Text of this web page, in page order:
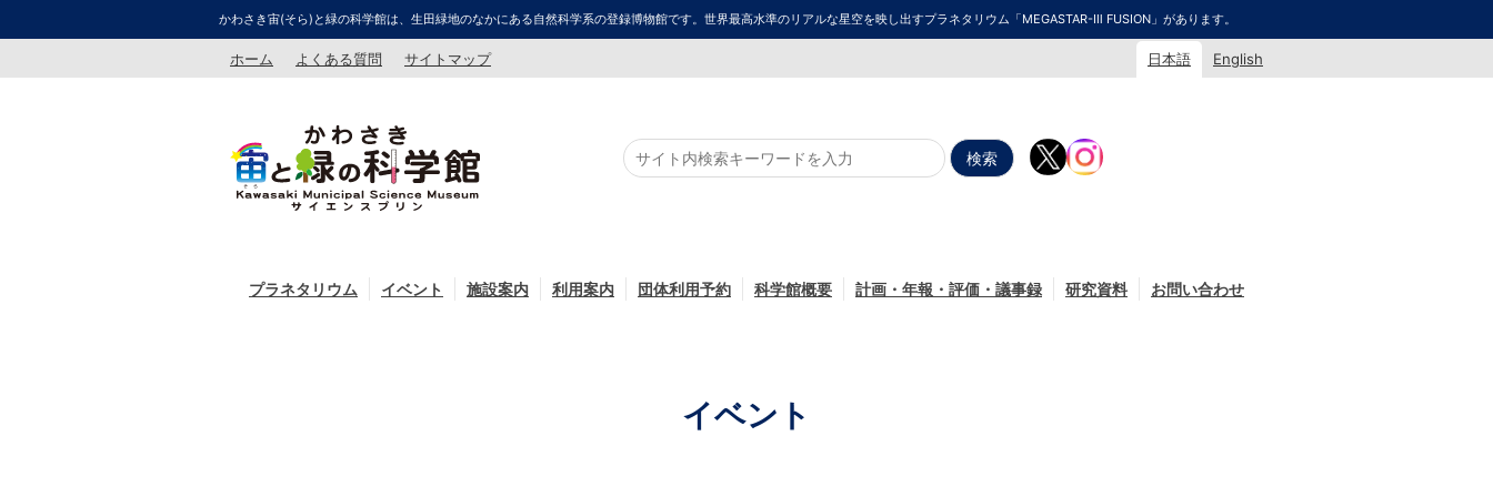
かわさき宙(そら)と緑の科学館は、生田緑地のなかにある自然科学系の登録博物館です。世界最高水準のリアルな星空を映し出すプラネタリウム「MEGASTAR-Ⅲ FUSION」があります。
ホーム よくある質問 サイトマップ 日本語 English
プラネタリウム イベント 施設案内 利用案内 団体利用予約 科学館概要 計画・年報・評価・議事録 研究資料 お問い合わせ
イベント